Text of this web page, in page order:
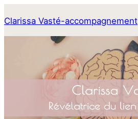
au
contenu
Clarissa Vasté-accompagnement